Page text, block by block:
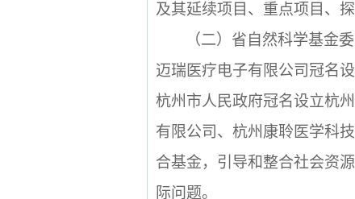
及其延续项目、重点项目、
（二）省自然科学基金
迈瑞医疗电子有限公司冠名
杭州市人民政府冠名设立杭
有限公司、杭州康聆医学科
合基金，引导和整合社会资
际问题。